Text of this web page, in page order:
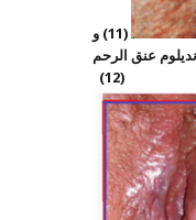
(11) و
عنق الرحم
(12)